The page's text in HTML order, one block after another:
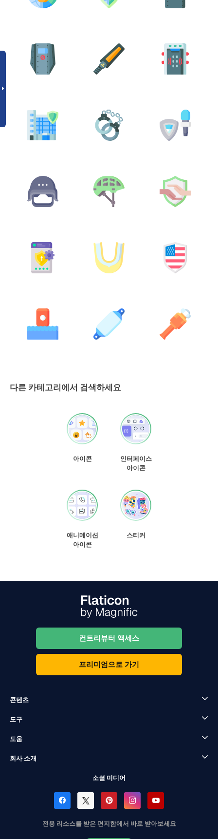
다른 카테고리에서 검색하세요
아이콘
인터페이스
아이콘
애니메이션
아이콘
스티커
컨트리뷰터 액세스
프리미엄으로 가기
콘텐츠
도구
도움
회사 소개
소셜 미디어
전용 리소스를 받은 편지함에서 바로 받아보세요